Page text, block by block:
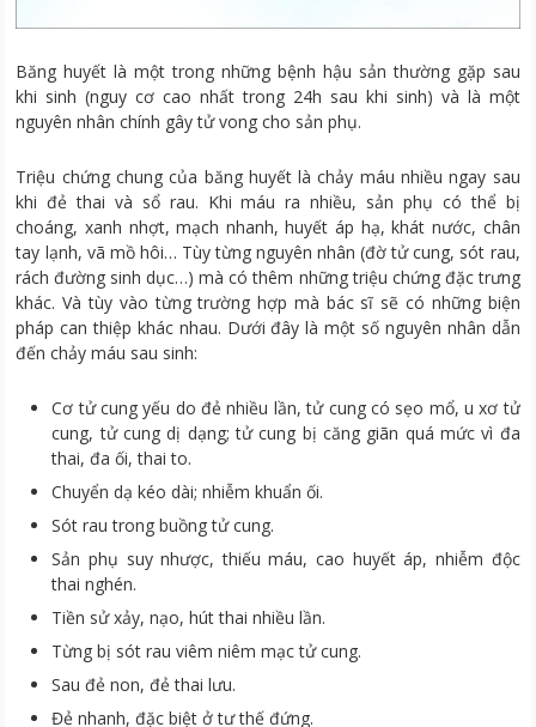
Băng huyết là một trong những bệnh hậu sản thường gặp sau
khi sinh (nguy cơ cao nhất trong 24h sau khi sinh) và là một
nguyên nhân chính gây tử vong cho sản phụ.
Triệu chứng chung của băng huyết là chảy máu nhiều ngay sau
khi đẻ thai và sổ rau. Khi máu ra nhiều, sản phụ có thể bị
choáng, xanh nhợt, mạch nhanh, huyết áp hạ, khát nước, chân
tay lạnh, vã mồ hôi… Tùy từng nguyên nhân (đờ tử cung, sót rau,
rách đường sinh dục…) mà có thêm những triệu chứng đặc trưng
khác. Và tùy vào từng trường hợp mà bác sĩ sẽ có những biện
pháp can thiệp khác nhau. Dưới đây là một số nguyên nhân dẫn
đến chảy máu sau sinh:
Cơ tử cung yếu do đẻ nhiều lần, tử cung có sẹo mổ, u xơ tử
cung, tử cung dị dạng; tử cung bị căng giãn quá mức vì đa
thai, đa ối, thai to.
Chuyển dạ kéo dài; nhiễm khuẩn ối.
Sót rau trong buồng tử cung.
Sản phụ suy nhược, thiếu máu, cao huyết áp, nhiễm độc
thai nghén.
Tiền sử xảy, nạo, hút thai nhiều lần.
Từng bị sót rau viêm niêm mạc tử cung.
Sau đẻ non, đẻ thai lưu.
Đẻ nhanh, đặc biệt ở tư thế đứng.